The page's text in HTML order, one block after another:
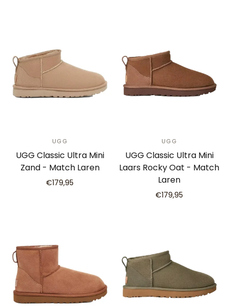
UGG
UGG Classic Ultra Mini
Zand - Match Laren
€179,95
UGG
UGG Classic Ultra Mini
Laars Rocky Oat - Match
Laren
€179,95